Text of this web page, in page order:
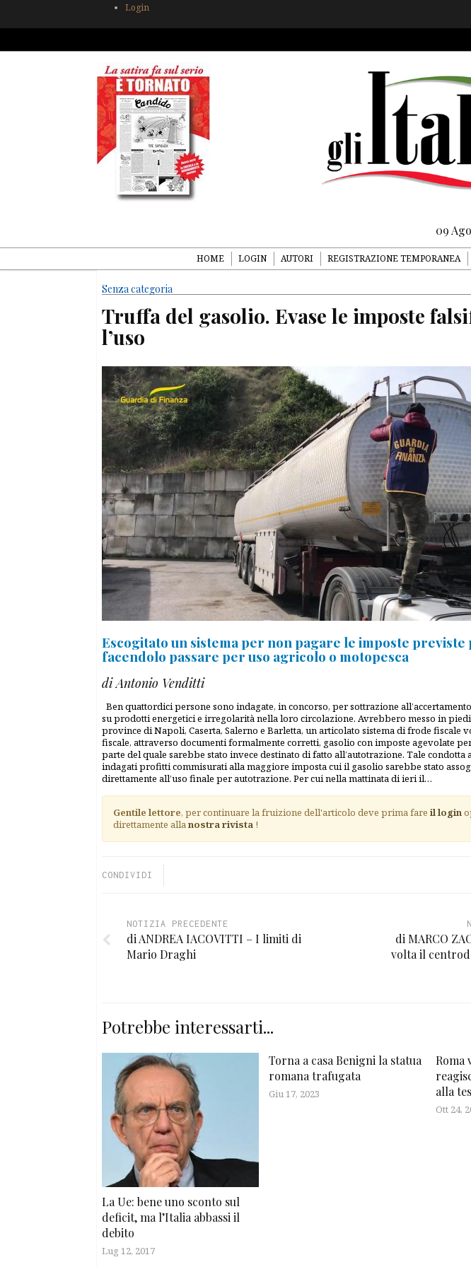
Login
09
HOME LOGIN AUTORI REGISTRAZIONE TEMPORANEA
Senza categoria
Truffa del gasolio. Evase le imposte
l’uso
Escogitato un sistema per non pagare le imposte
facendolo passare per uso agricolo o motopesca
di Antonio Venditti
Ben quattordici persone sono indagate, in concorso, per sottrazione
su prodotti energetici e irregolarità nella loro circolazione. Avrebbero messo in
province di Napoli, Caserta, Salerno e Barletta, un articolato sistema di frode fiscale
fiscale, attraverso documenti formalmente corretti, gasolio con imposte agevolate
parte del quale sarebbe stato invece destinato di fatto all’autotrazione. Tale
indagati profitti commisurati alla maggiore imposta cui il gasolio sarebbe stato
direttamente all’uso finale per autotrazione. Per cui nella mattinata di ieri il…
Gentile lettore, per continuare la fruizione dell'articolo deve prima fare il login
direttamente allanostra rivista !
CONDIVIDI
NOTIZIA PRECEDENTE
di ANDREA IACOVITTI – I limiti di
Mario Draghi
di MARCO
volta il
Potrebbe interessarti...
La Ue: bene uno sconto sul
deficit, ma l’Italia abbassi il
debito
Lug 12, 2017
Torna a casa Benigni la statua
romana trafugata
Giu 17, 2023
Roma
alla
Ott 24,